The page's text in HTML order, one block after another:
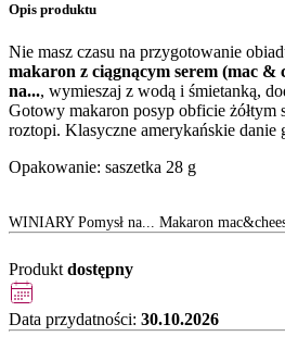
Opis produktu
Nie masz czasu na przygotowanie
makaron z ciągnącym serem (mac &
na..., wymieszaj z wodą i śmietanką,
Gotowy makaron posyp obficie żółtym
roztopi. Klasyczne amerykańskie danie
Opakowanie: saszetka 28 g
WINIARY Pomysł na... Makaron
Produkt dostępny
Data przydatności: 30.10.2026